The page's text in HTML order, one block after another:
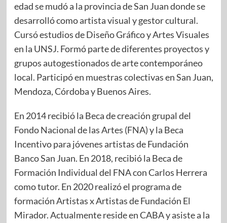
edad se mudó a la provincia de San Juan donde se
desarrolló como artista visual y gestor cultural.
Cursó estudios de Diseño Gráfico y Artes Visuales
en la UNSJ. Formó parte de diferentes proyectos y
grupos autogestionados de arte contemporáneo
local. Participó en muestras colectivas en San Juan,
Mendoza, Córdoba y Buenos Aires.
En 2014 recibió la Beca de creación grupal del
Fondo Nacional de las Artes (FNA) y la Beca
Incentivo para jóvenes artistas de Fundación
Banco San Juan. En 2018, recibió la Beca de
Formación Individual del FNA con Carlos Herrera
como tutor. En 2020 realizó el programa de
formación Artistas x Artistas de Fundación El
Mirador. Actualmente reside en CABA y asiste a la